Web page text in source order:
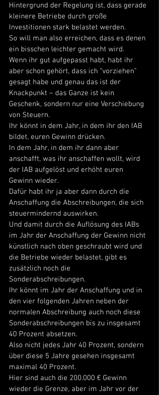
Hintergrund der Regelung ist, dass gerade
kleinere Betriebe durch große
Investitionen stark belastet werden.
So will man also erreichen, dass es denen
ein bisschen leichter gemacht wird.
Wenn ihr gut aufgepasst habt, habt ihr
aber schon gehört, dass ich “vorziehen”
gesagt habe und genau das ist der
Knackpunkt – das Ganze ist kein
Geschenk, sondern nur eine Verschiebung
von Steuern.
Ihr könnt in dem Jahr, in dem ihr den IAB
bildet, euren Gewinn drücken.
In dem Jahr, in dem ihr dann aber
anschafft, was ihr anschaffen wollt, wird
der IAB aufgelöst und erhöht euren
Gewinn wieder.
Dafür habt ihr ja aber dann durch die
Anschaffung die Abschreibungen, die sich
steuermindernd auswirken.
Und damit durch die Auflösung des IABs
im Jahr der Anschaffung der Gewinn nicht
künstlich nach oben geschraubt wird und
die Betriebe wieder belastet, gibt es
zusätzlich noch die
Sonderabschreibungen.
Ihr könnt im Jahr der Anschaffung und in
den vier folgenden Jahren neben der
normalen Abschreibung auch noch diese
Sonderabschreibungen bis zu insgesamt
40 Prozent absetzen.
Also nicht jedes Jahr 40 Prozent, sondern
über diese 5 Jahre gesehen insgesamt
maximal 40 Prozent.
Hier sind auch die 200.000 € Gewinn
wieder die Grenze, aber im Jahr vor der